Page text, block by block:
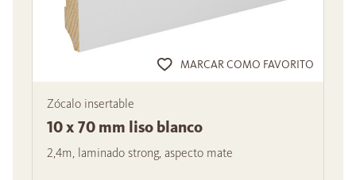
MARCAR COMO FAVORITO
Zócalo insertable
10 x 70 mm liso blanco
2,4m, laminado strong, aspecto mate